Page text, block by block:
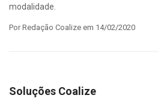
modalidade.
Por Redação Coalize em 14/02/2020
Soluções Coalize